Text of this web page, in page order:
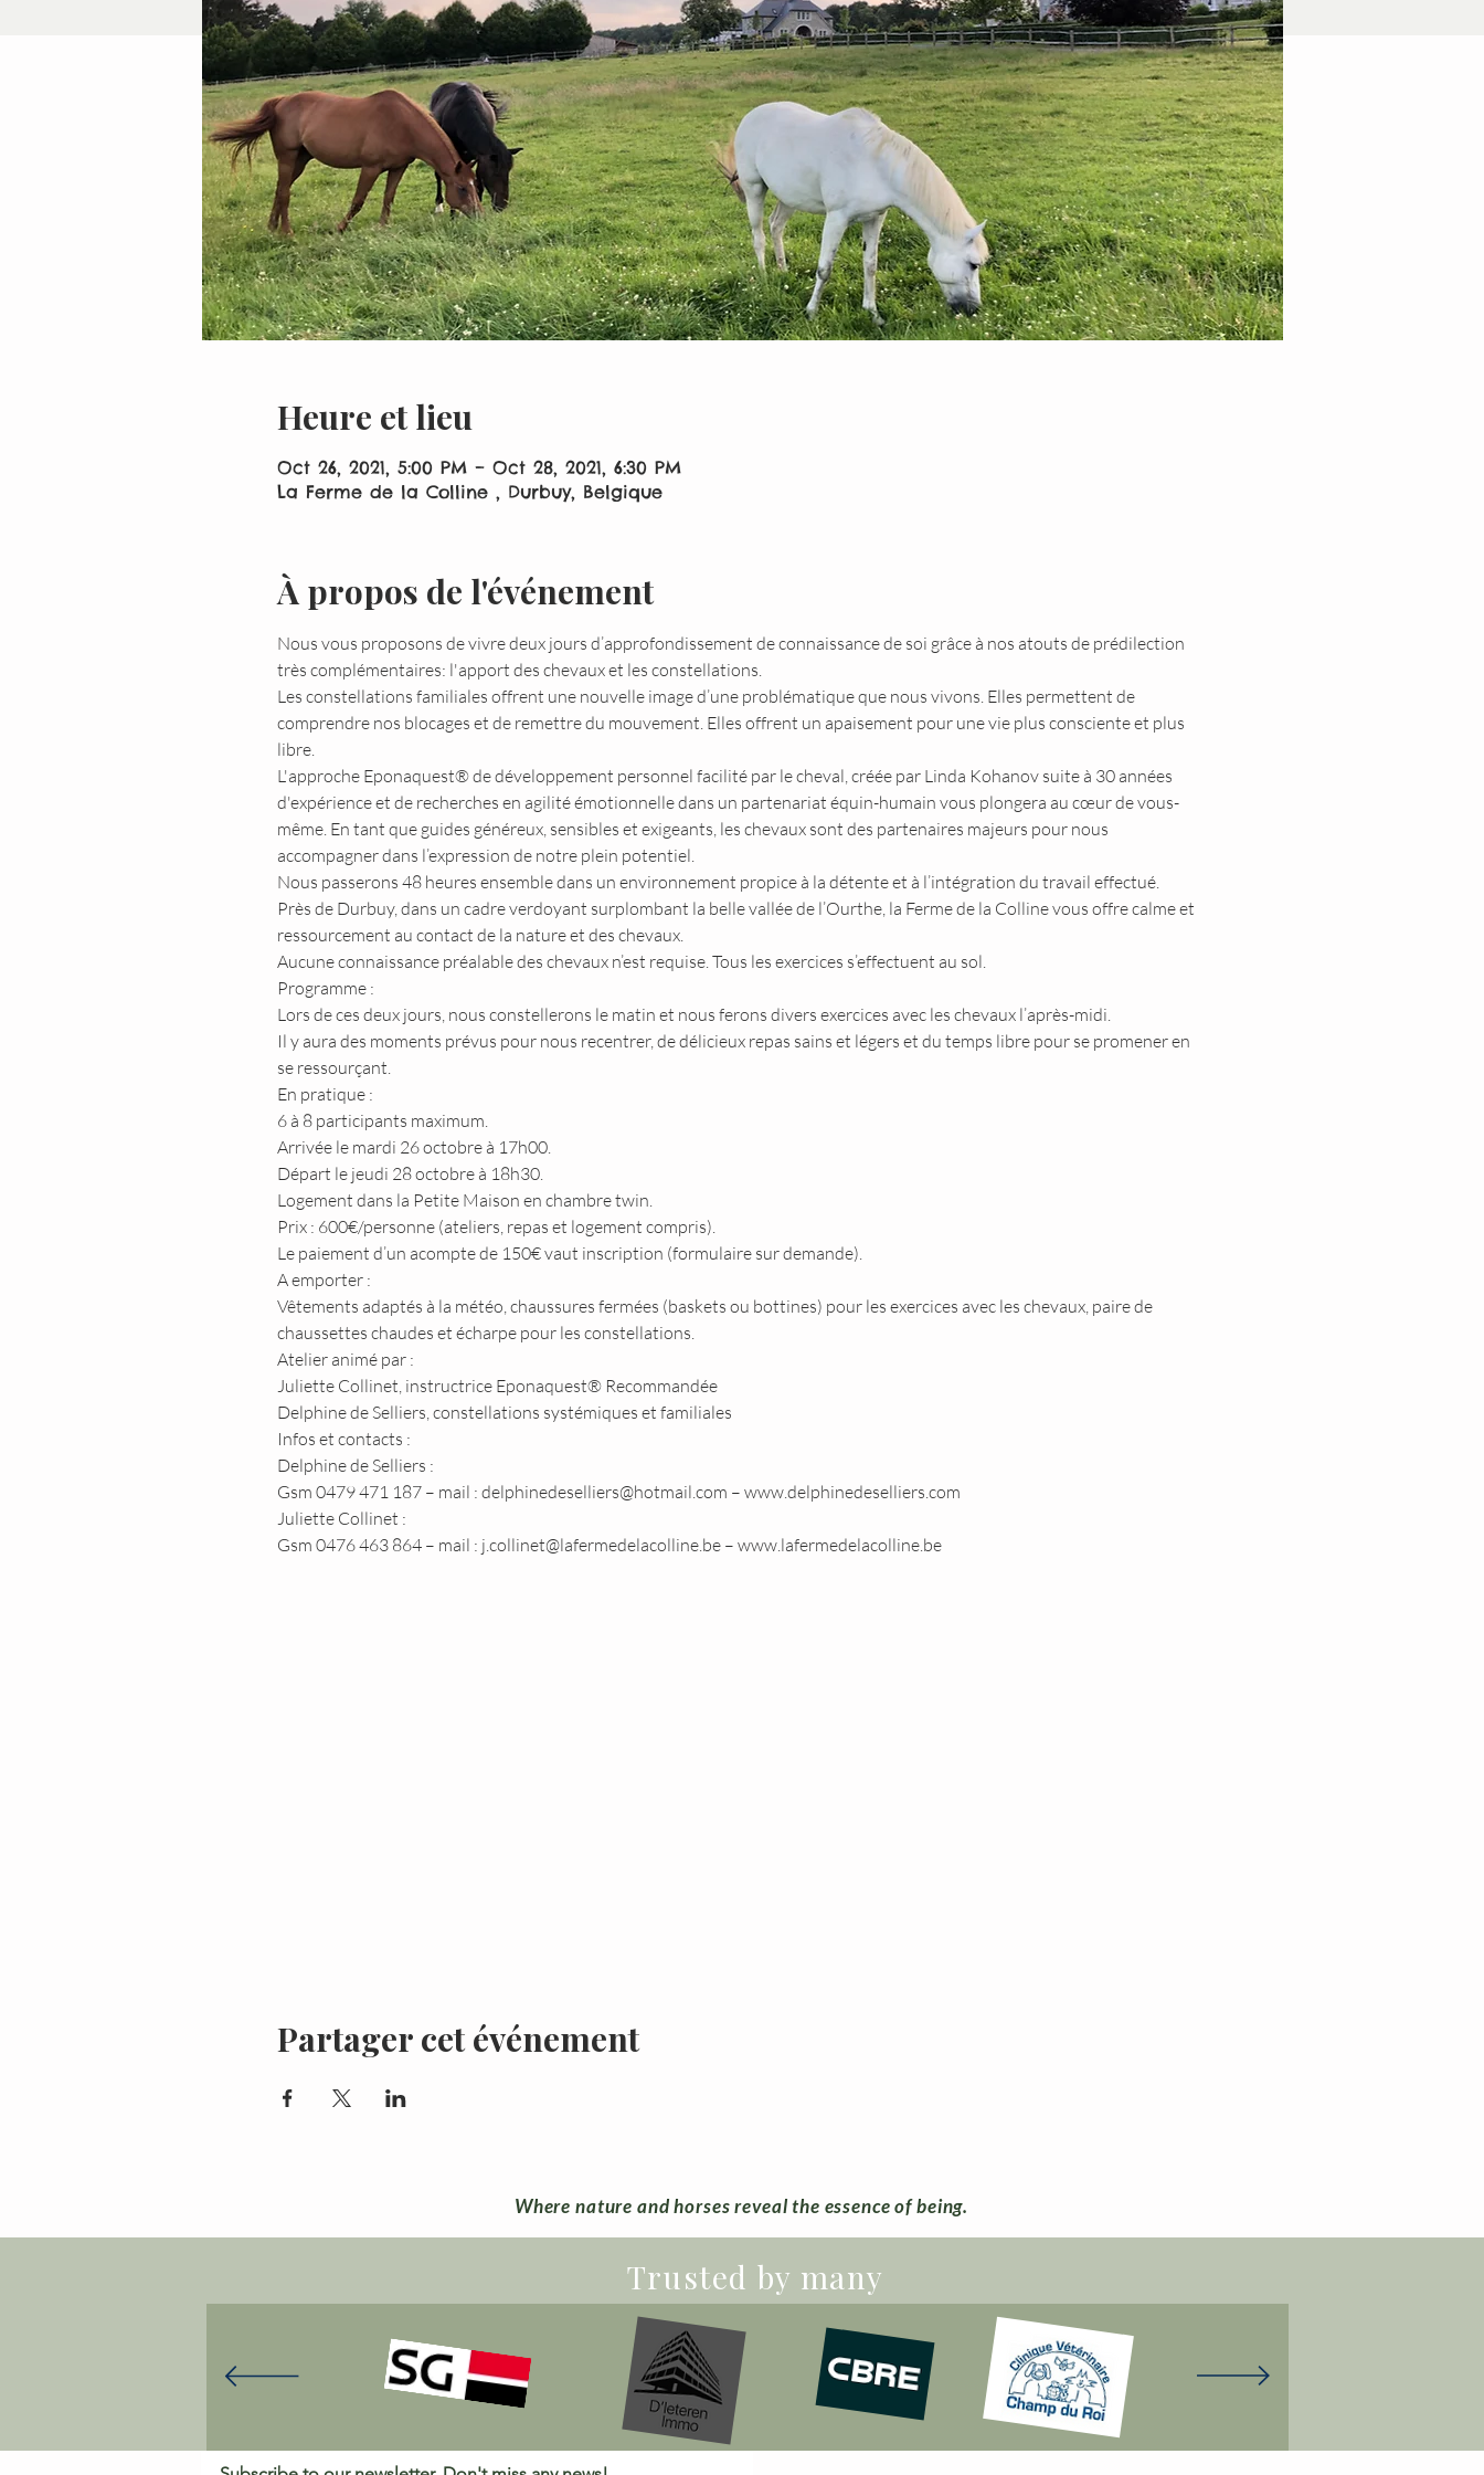
Heure et lieu
Oct 26, 2021, 5:00 PM – Oct 28, 2021, 6:30 PM
La Ferme de la Colline , Durbuy, Belgique
À propos de l'événement
Nous vous proposons de vivre deux jours d’approfondissement de connaissance de soi grâce à nos atouts de prédilection
très complémentaires: l'apport des chevaux et les constellations.
Les constellations familiales offrent une nouvelle image d’une problématique que nous vivons. Elles permettent de
comprendre nos blocages et de remettre du mouvement. Elles offrent un apaisement pour une vie plus consciente et plus
libre.
L'approche Eponaquest® de développement personnel facilité par le cheval, créée par Linda Kohanov suite à 30 années
d'expérience et de recherches en agilité émotionnelle dans un partenariat équin-humain vous plongera au cœur de vous-
même. En tant que guides généreux, sensibles et exigeants, les chevaux sont des partenaires majeurs pour nous
accompagner dans l’expression de notre plein potentiel.
Nous passerons 48 heures ensemble dans un environnement propice à la détente et à l’intégration du travail effectué.
Près de Durbuy, dans un cadre verdoyant surplombant la belle vallée de l’Ourthe, la Ferme de la Colline vous offre calme et
ressourcement au contact de la nature et des chevaux.
Aucune connaissance préalable des chevaux n’est requise. Tous les exercices s’effectuent au sol.
Programme :
Lors de ces deux jours, nous constellerons le matin et nous ferons divers exercices avec les chevaux l’après-midi.
Il y aura des moments prévus pour nous recentrer, de délicieux repas sains et légers et du temps libre pour se promener en
se ressourçant.
En pratique :
6 à 8 participants maximum.
Arrivée le mardi 26 octobre à 17h00.
Départ le jeudi 28 octobre à 18h30.
Logement dans la Petite Maison en chambre twin.
Prix : 600€/personne (ateliers, repas et logement compris).
Le paiement d’un acompte de 150€ vaut inscription (formulaire sur demande).
A emporter :
Vêtements adaptés à la météo, chaussures fermées (baskets ou bottines) pour les exercices avec les chevaux, paire de
chaussettes chaudes et écharpe pour les constellations.
Atelier animé par :
Juliette Collinet, instructrice Eponaquest® Recommandée
Delphine de Selliers, constellations systémiques et familiales
Infos et contacts :
Delphine de Selliers :
Gsm 0479 471 187 – mail : delphinedeselliers@hotmail.com – www.delphinedeselliers.com
Juliette Collinet :
Gsm 0476 463 864 – mail : j.collinet@lafermedelacolline.be – www.lafermedelacolline.be
Partager cet événement
Where nature and horses reveal the essence of being.
Trusted by many